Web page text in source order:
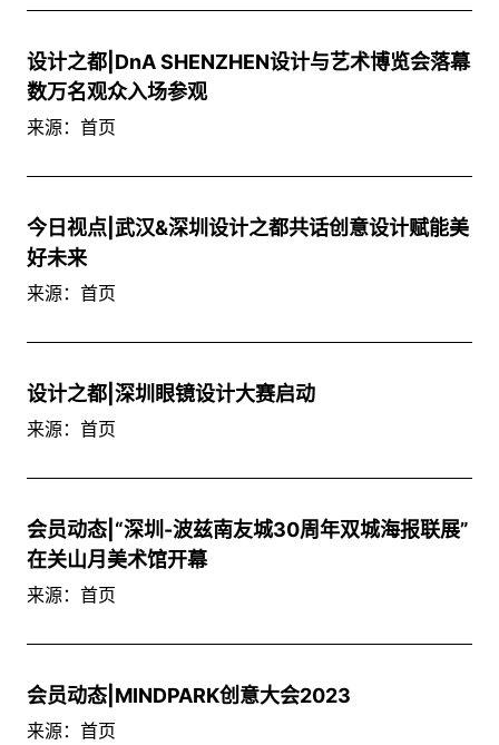
设计之都|DnA SHENZHEN设计与艺术博览会落幕
数万名观众入场参观
来源：首页
今日视点|武汉&深圳设计之都共话创意设计赋能美
好未来
来源：首页
设计之都|深圳眼镜设计大赛启动
来源：首页
会员动态|“深圳-波兹南友城30周年双城海报联展”
在关山月美术馆开幕
来源：首页
会员动态|MINDPARK创意大会2023
来源：首页